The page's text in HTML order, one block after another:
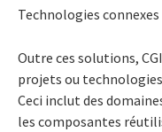
Technologies connexes
Outre ces solutions,
projets ou
Ceci inclut des
les composantes